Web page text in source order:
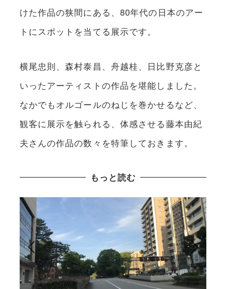
けた作品の狭間にある、80年代の日本のアー
トにスポットを当てる展示です。
横尾忠則、森村泰昌、舟越桂、日比野克彦と
いったアーティストの作品を堪能しました。
なかでもオルゴールのねじを巻かせるなど、
観客に展示を触られる、体感させる藤本由紀
夫さんの作品の数々を特筆しておきます。
もっと読む